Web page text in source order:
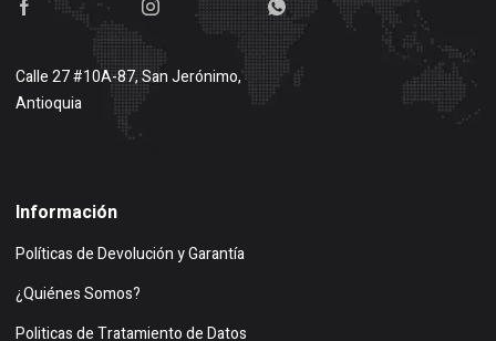
Calle 27 #10A-87, San Jerónimo,
Antioquia
Información
Políticas de Devolución y Garantía
¿Quiénes Somos?
Politicas de Tratamiento de Datos